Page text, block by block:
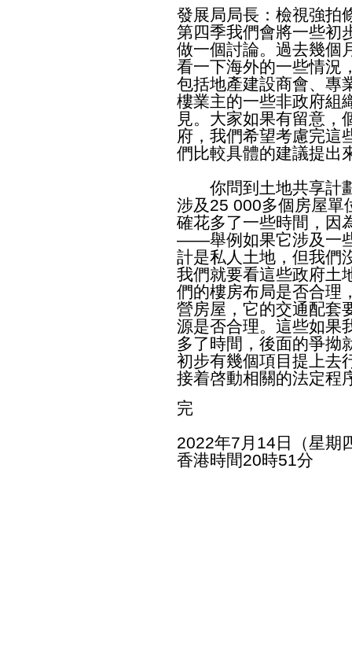
發展局局長：檢視強拍
第四季我們會將一些初
做一個討論。過去幾個
看一下海外的一些情況
包括地產建設商會、專
樓業主的一些非政府組
見。大家如果有留意，
府，我們希望考慮完這
們比較具體的建議提出
你問到土地共享計劃
涉及25 000多個房屋單
確花多了一些時間，因
——舉例如果它涉及一
計是私人土地，但我們
我們就要看這些政府土
們的樓房布局是否合理
營房屋，它的交通配套
源是否合理。這些如果
多了時間，後面的爭拗
初步有幾個項目提上去
接着啓動相關的法定程
完
2022年7月14日（星期
香港時間20時51分